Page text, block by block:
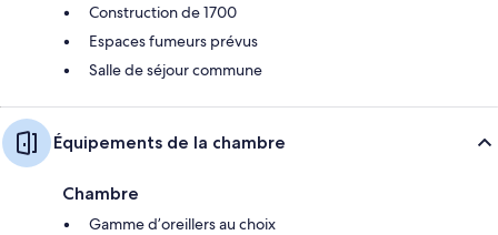
Construction de 1700
Espaces fumeurs prévus
Salle de séjour commune
Équipements de la chambre
Chambre
Gamme d’oreillers au choix